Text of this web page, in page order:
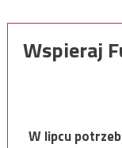
Wspieraj
W lipcu